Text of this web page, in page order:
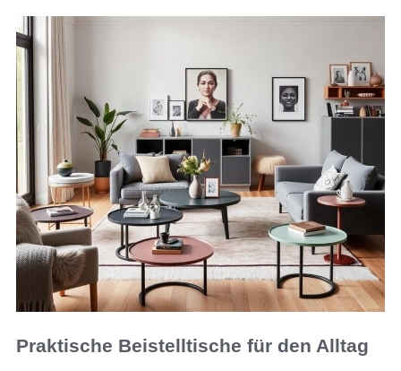
Praktische Beistelltische für den Alltag